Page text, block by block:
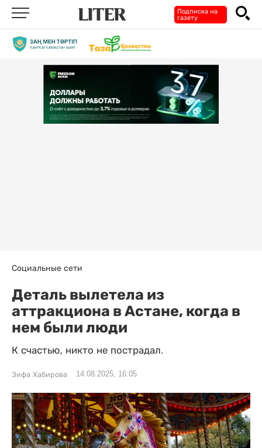
Подписка на
газету
Социальные сети
Деталь вылетела из
аттракциона в Астане, когда в
нем были люди
К счастью, никто не пострадал.
Зифа Хабирова 14.08.2025, 16:05